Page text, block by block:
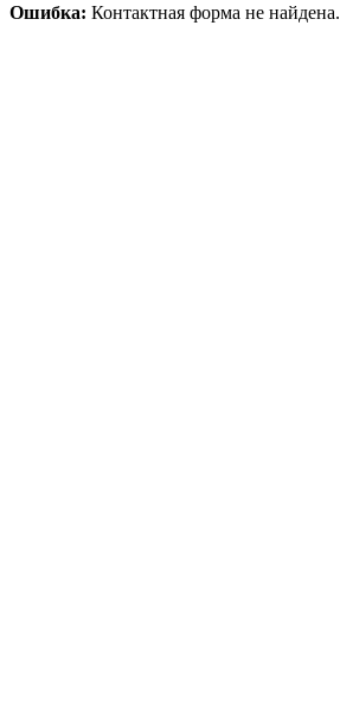
Ошибка: Контактная форма не найдена.